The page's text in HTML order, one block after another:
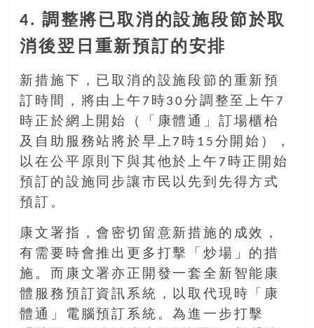
4. 調整將已取消的設施段節於取
消後翌日重新預訂的安排
新措施下，已取消的設施段節的重新預
訂時間，將由上午7時30分調整至上午7
時正於網上開始（「康體通」訂場櫃枱
及自助服務站將於早上7時15分開始），
以在公平原則下與其他於上午7時正開始
預訂的設施同步讓市民以先到先得方式
預訂。
康文署指，會密切留意新措施的成效，
有需要時會推出更多打擊「炒場」的措
施。而康文署亦正開發一套全新智能康
體服務預訂資訊系統，以取代現時「康
體通」電腦預訂系統。為進一步打擊